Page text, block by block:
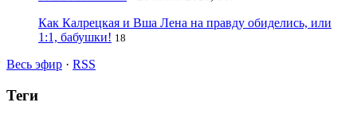
Как Калрецкая и Вша Лена на правду обиделись, или
1:1, бабушки! 18
Весь эфир · RSS
Теги